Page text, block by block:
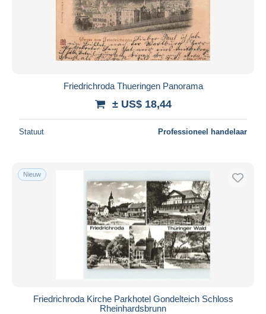
Friedrichroda Thueringen Panorama
± US$ 18,44
Statuut Professioneel handelaar
Nieuw
Friedrichroda Kirche Parkhotel Gondelteich Schloss
Rheinhardsbrunn